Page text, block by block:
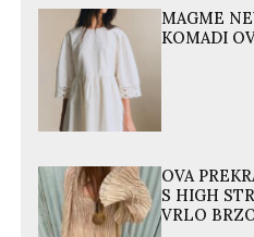
MAGME
KOMADI
OVA
S HIGH
VRLO